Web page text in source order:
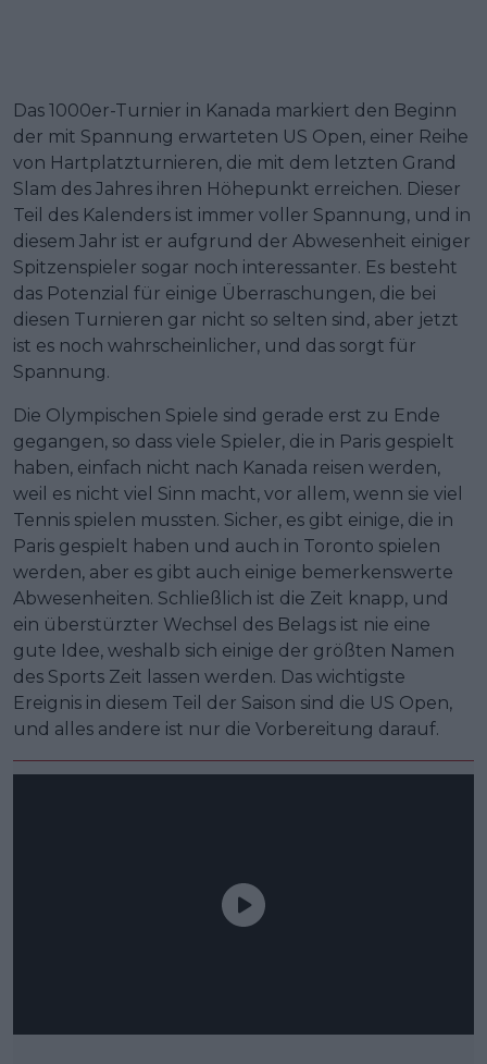
Das 1000er-Turnier in Kanada markiert den Beginn
der mit Spannung erwarteten US Open, einer Reihe
von Hartplatzturnieren, die mit dem letzten Grand
Slam des Jahres ihren Höhepunkt erreichen. Dieser
Teil des Kalenders ist immer voller Spannung, und in
diesem Jahr ist er aufgrund der Abwesenheit einiger
Spitzenspieler sogar noch interessanter. Es besteht
das Potenzial für einige Überraschungen, die bei
diesen Turnieren gar nicht so selten sind, aber jetzt
ist es noch wahrscheinlicher, und das sorgt für
Spannung.
Die Olympischen Spiele sind gerade erst zu Ende
gegangen, so dass viele Spieler, die in Paris gespielt
haben, einfach nicht nach Kanada reisen werden,
weil es nicht viel Sinn macht, vor allem, wenn sie viel
Tennis spielen mussten. Sicher, es gibt einige, die in
Paris gespielt haben und auch in Toronto spielen
werden, aber es gibt auch einige bemerkenswerte
Abwesenheiten. Schließlich ist die Zeit knapp, und
ein überstürzter Wechsel des Belags ist nie eine
gute Idee, weshalb sich einige der größten Namen
des Sports Zeit lassen werden. Das wichtigste
Ereignis in diesem Teil der Saison sind die US Open,
und alles andere ist nur die Vorbereitung darauf.